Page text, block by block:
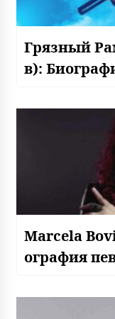
Грязный
в):
Marcela
ография